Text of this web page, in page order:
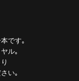
です｡
ル｡
い｡